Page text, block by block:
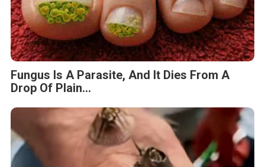
Fungus Is A Parasite, And It Dies From A
Drop Of Plain...